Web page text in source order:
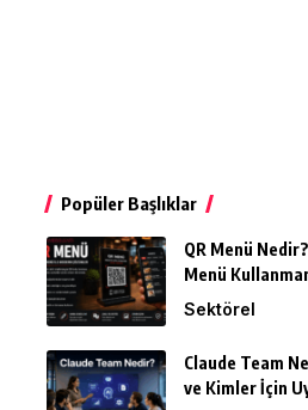
Popüler Başlıklar
QR Menü
Menü
Sektörel
Claude Team
ve Kimler İçin